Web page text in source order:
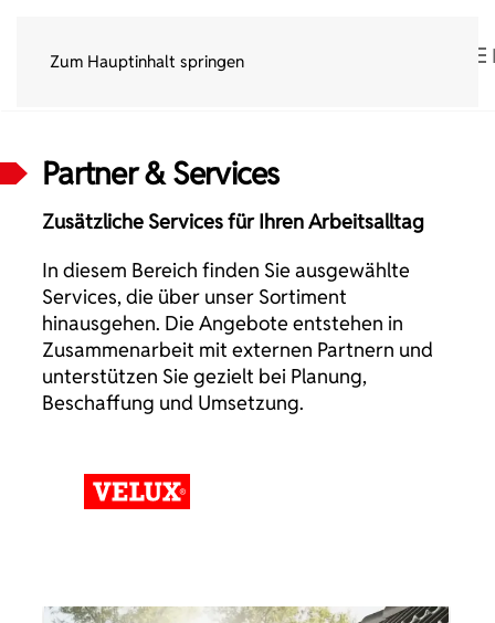
Zum Hauptinhalt springen
Partner & Services
Zusätzliche Services für Ihren Arbeitsalltag
In diesem Bereich finden Sie ausgewählte
Services, die über unser Sortiment
hinausgehen. Die Angebote entstehen in
Zusammenarbeit mit externen Partnern und
unterstützen Sie gezielt bei Planung,
Beschaffung und Umsetzung.